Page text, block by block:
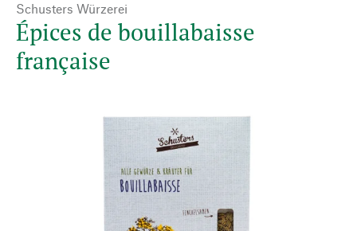
Schusters Würzerei
Épices de bouillabaisse
française